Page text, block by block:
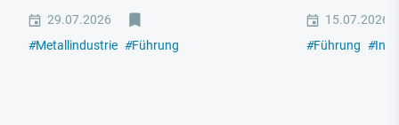
29.07.2026
#Metallindustrie #Führung
15.07.2026
#Führung #